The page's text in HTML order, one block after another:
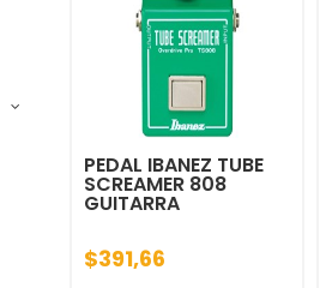
PEDAL IBANEZ TUBE
SCREAMER 808
GUITARRA
$391,66